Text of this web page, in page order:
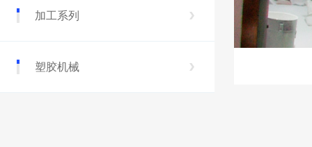
加工系列
塑胶机械